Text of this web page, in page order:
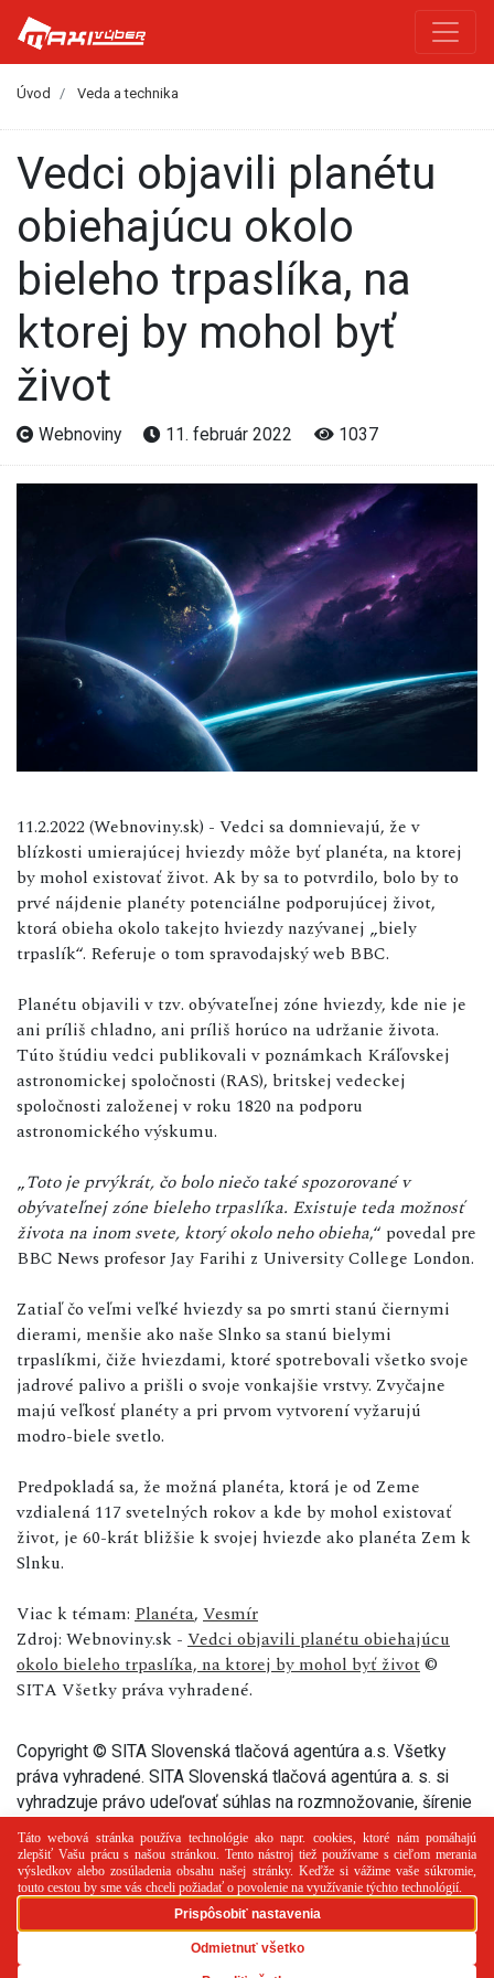
Úvod Veda a technika
Vedci objavili planétu
obiehajúcu okolo
bieleho trpaslíka, na
ktorej by mohol byť
život
Webnoviny 11. február 2022 1037
11.2.2022 (Webnoviny.sk) - Vedci sa domnievajú, že v
blízkosti umierajúcej hviezdy môže byť planéta, na ktorej
by mohol existovať život. Ak by sa to potvrdilo, bolo by to
prvé nájdenie planéty potenciálne podporujúcej život,
ktorá obieha okolo takejto hviezdy nazývanej „biely
trpaslík“. Referuje o tom spravodajský web BBC.
Planétu objavili v tzv. obývateľnej zóne hviezdy, kde nie je
ani príliš chladno, ani príliš horúco na udržanie života.
Túto štúdiu vedci publikovali v poznámkach Kráľovskej
astronomickej spoločnosti (RAS), britskej vedeckej
spoločnosti založenej v roku 1820 na podporu
astronomického výskumu.
„Toto je prvýkrát, čo bolo niečo také spozorované v
obývateľnej zóne bieleho trpaslíka. Existuje teda možnosť
života na inom svete, ktorý okolo neho obieha,“ povedal pre
BBC News profesor Jay Farihi z University College London.
Zatiaľ čo veľmi veľké hviezdy sa po smrti stanú čiernymi
dierami, menšie ako naše Slnko sa stanú bielymi
trpaslíkmi, čiže hviezdami, ktoré spotrebovali všetko svoje
jadrové palivo a prišli o svoje vonkajšie vrstvy. Zvyčajne
majú veľkosť planéty a pri prvom vytvorení vyžarujú
modro-biele svetlo.
Predpokladá sa, že možná planéta, ktorá je od Zeme
vzdialená 117 svetelných rokov a kde by mohol existovať
život, je 60-krát bližšie k svojej hviezde ako planéta Zem k
Slnku.
Viac k témam: Planéta, Vesmír
Zdroj: Webnoviny.sk - Vedci objavili planétu obiehajúcu
okolo bieleho trpaslíka, na ktorej by mohol byť život©
SITA Všetky práva vyhradené.
Copyright © SITA Slovenská tlačová agentúra a.s. Všetky
práva vyhradené. SITA Slovenská tlačová agentúra a. s. si
vyhradzuje právo udeľovať súhlas na rozmnožovanie, šírenie
a na verejný prenos tohto článku a jeho častí.
PR článok